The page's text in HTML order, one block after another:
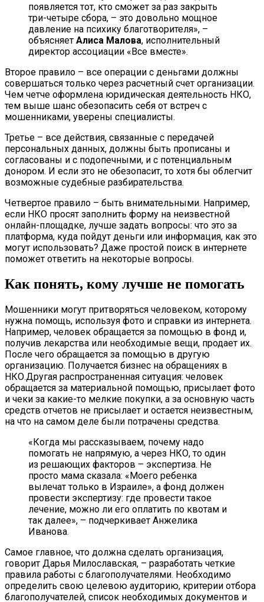
появляется тот, кто сможет за раз закрыть
три-четыре сбора, – это довольно мощное
давление на психику благотворителя», –
объясняет Алиса Малова, исполнительный
директор ассоциации «Все вместе».
Второе правило – все операции с деньгами должны
совершаться только через расчетный счет организации.
Чем четче оформлена юридическая деятельность НКО,
тем выше шанс обезопасить себя от встреч с
мошенниками, уверены специалисты.
Третье – все действия, связанные с передачей
персональных данных, должны быть прописаны и
согласованы и с подопечными, и с потенциальным
донором. И если это не обезопасит, то хотя бы облегчит
возможные судебные разбирательства.
Четвертое правило – быть внимательными. Например,
если НКО просят заполнить форму на неизвестной
онлайн-площадке, лучше задать вопросы: что это за
платформа, куда пойдут деньги или информация, как это
могут использовать? Даже простой поиск в интернете
поможет ответить на некоторые вопросы.
Как понять, кому лучше не помогать
Мошенники могут притворяться человеком, которому
нужна помощь, используя фото и справки из интернета.
Например, человек обращается за помощью в фонд и,
получив лекарства или необходимые вещи, продает их.
После чего обращается за помощью в другую
организацию. Получается бизнес на обращениях в
НКО.Другая распространенная ситуация: человек
обращается за материальной помощью, присылает фото
и чеки за какие-то мелкие покупки, а за основную часть
средств отчетов не присылает и остается неизвестным,
на что на самом деле были потрачены средства.
«Когда мы рассказываем, почему надо
помогать не напрямую, а через НКО, то один
из решающих факторов – экспертиза. Не
просто мама сказала: «Моего ребенка
вылечат только в Израиле», а фонд должен
провести экспертизу: где провести такое
лечение, можно ли его оплатить по квотам и
так далее», – подчеркивает Анжелика
Иванова.
Самое главное, что должна сделать организация,
говорит Дарья Милославская, – разработать четкие
правила работы с благополучателями. Необходимо
определить свою целевою аудиторию, критерии отбора
благополучателей, список необходимых документов и